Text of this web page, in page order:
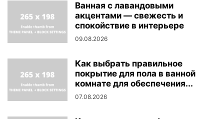
Ванная с лавандовыми
акцентами — свежесть и
спокойствие в интерьере
09.08.2026
Как выбрать правильное
покрытие для пола в ванной
комнате для обеспечения...
07.08.2026